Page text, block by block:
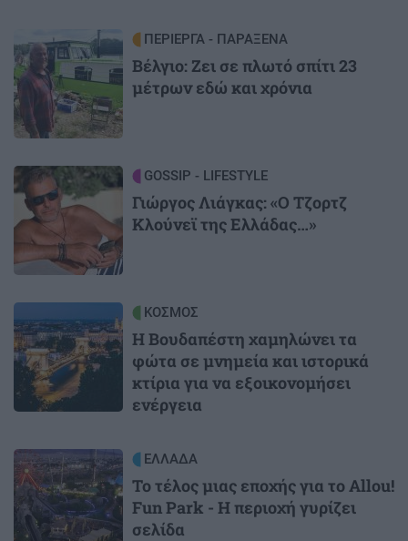
Image ΠΕΡΙΕΡΓΑ - ΠΑΡΑΞΕΝΑ
Βέλγιο: Ζει σε πλωτό σπίτι 23
μέτρων εδώ και χρόνια
Image GOSSIP - LIFESTYLE
Γιώργος Λιάγκας: «Ο Τζορτζ
Κλούνεϊ της Ελλάδας…»
ΚΟΣΜΟΣ
Η Βουδαπέστη χαμηλώνει τα
φώτα σε μνημεία και ιστορικά
κτίρια για να εξοικονομήσει
ενέργεια
Image ΕΛΛΑΔΑ
Το τέλος μιας εποχής για το Allou!
Fun Park - Η περιοχή γυρίζει
σελίδα